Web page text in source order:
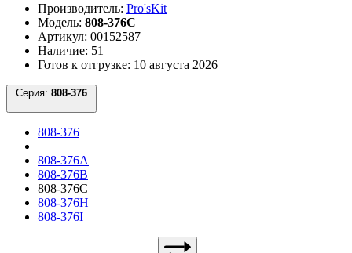
Производитель: Pro'sKit
Модель: 808-376C
Артикул: 00152587
Наличие: 51
Готов к отгрузке: 10 августа 2026
Серия:
808-376
808-376A
808-376B
808-376C
808-376H
808-376I